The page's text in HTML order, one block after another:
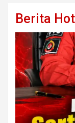
Berita Hot